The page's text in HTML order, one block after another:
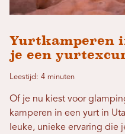
Yurtkamperen
je een
Leestijd: 4 minuten
Of je nu kiest voor
kamperen in een yurt in
leuke, unieke ervaring die